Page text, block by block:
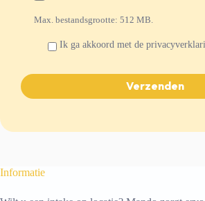
Max. bestandsgrootte: 512 MB.
Ik ga akkoord met de
Informatie